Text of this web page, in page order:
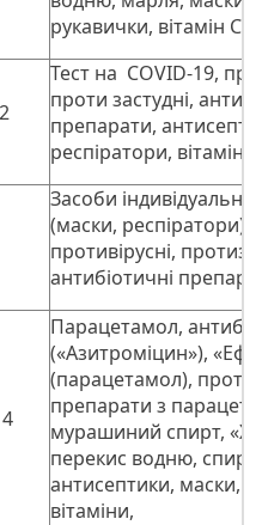
рукавички, вітамін С
Тест на COVID-19,
проти застудні,
препарати,
респіратори, вітаміни
Засоби
(маски, респіратори),
противірусні,
антибіотичні
Парацетамол,
(«Азитроміцин»),
(парацетамол),
препарати з
мурашиний спирт,
перекис водню, спирт
антисептики, маски,
вітаміни,